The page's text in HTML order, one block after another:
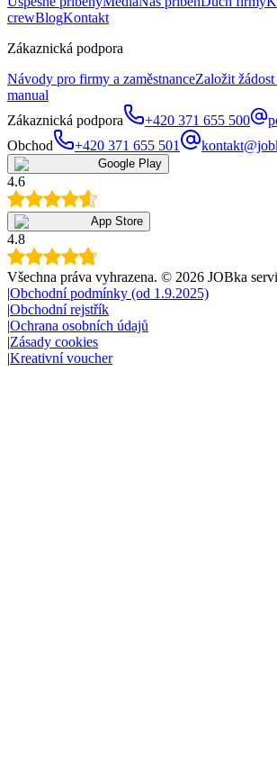
crewBlogKontakt
Zákaznická podpora
Návody pro firmy a zaměstnanceZaložit
manual
Zákaznická podpora
+420 371 655 500
Obchod
+420 371 655 501
Google Play
4.6
App Store
4.8
Všechna práva vyhrazena. © 2026 JOBka
|Obchodní podmínky (od 1.9.2025)
|Obchodní rejstřík
|Ochrana osobních údajů
|Zásady cookies
|Kreativní voucher